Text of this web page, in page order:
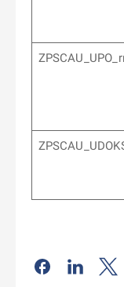
Odkaz se